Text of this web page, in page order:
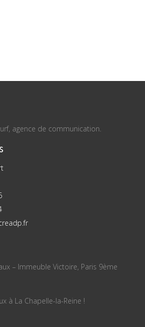
agence de communication.
– Immeuble Victoire, Paris 9ème
à La Chapelle-la-Reine !